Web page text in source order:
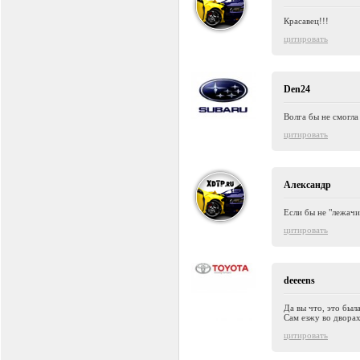
Красавец!!!
цитировать
Den24
Волга бы не
цитировать
Александр
Если бы не
цитировать
deeeens
Да вы что, это
Сам езжу во
цитировать